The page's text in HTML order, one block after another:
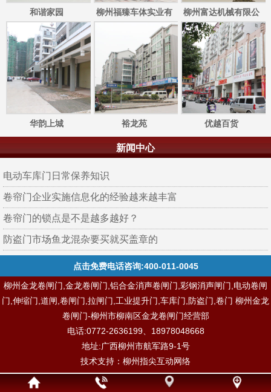
和谐家园
柳州福臻车体实业有
柳州富达机械有限公
司
华韵上城 裕龙苑 优越百货
新闻中心
电动车库门日常保养知识
卷帘门企业实施信息化的经验越来越丰富
卷帘门的锁点是不是越多越好？
防盗门市场鱼龙混杂要买就买盖章的
点击免费电话咨询:400-011-0045
柳州金龙卷闸门,金龙卷闸门,铝合金消声卷闸门,彩钢消声闸门,电动卷闸
门,伸缩门,道闸,卷闸门,拉闸门,工业提升门,车库门,防盗门,卷门 柳州金龙
卷闸门-柳州市柳南区金龙卷闸门经营部
电话:0772-2636199、18978048668
地址:广西柳州市航军路9-1号
技术支持： 柳州指尖互动网络